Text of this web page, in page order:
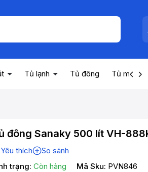
Tủ lạnh Tủ đông Tủ mát
đông Sanaky 500 lít VH-
Yêu thích
So sánh
trạng: Còn hàng Mã Sku: PVN846